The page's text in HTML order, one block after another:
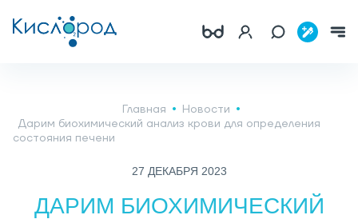
Главная
Новости
Дарим биохимический анализ крови для определения
состояния печени
27 ДЕКАБРЯ 2023
ДАРИМ БИОХИМИЧЕСКИЙ